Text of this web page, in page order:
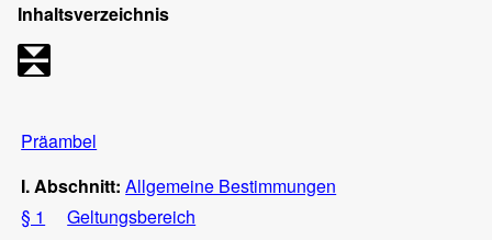
Inhaltsverzeichnis
Präambel
I. Abschnitt:Allgemeine Bestimmungen
§ 1
Geltungsbereich